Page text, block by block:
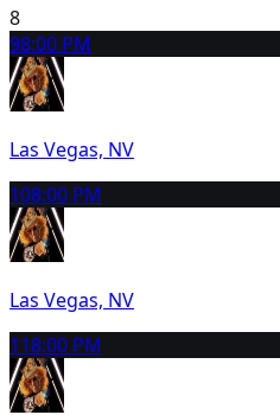
8
98:00 PM
Las Vegas, NV
108:00 PM
Las Vegas, NV
118:00 PM